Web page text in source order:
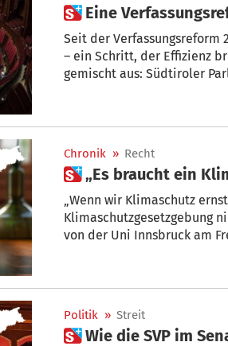
 Eine
Seit der
– ein Schritt, der Effizienz
gemischt aus: Südtiroler
Chronik » Recht
 „Es braucht ein
„Wenn wir Klimaschutz
Klimaschutzgesetzgebung
von der Uni Innsbruck am
Politik » Streit
 Wie die SVP im